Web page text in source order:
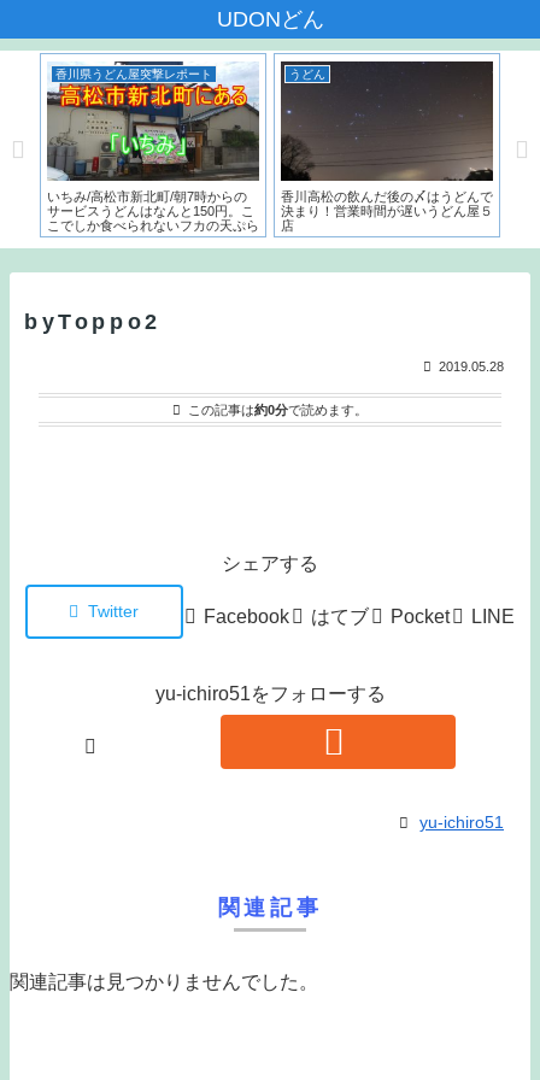
UDONどん
香川県うどん屋突撃レポート
いちみ/高松市新北町/朝7時からの
サービスうどんはなんと150円。こ
こでしか食べられないフカの天ぷら
とは？？
うどん
香川高松の飲んだ後の〆はうどんで
決まり！営業時間が遅いうどん屋５
店
byToppo2
2019.05.28
この記事は約0分で読めます。
シェアする
Twitter Facebook はてブ Pocket LINE
yu-ichiro51をフォローする
yu-ichiro51
関連記事
関連記事は見つかりませんでした。